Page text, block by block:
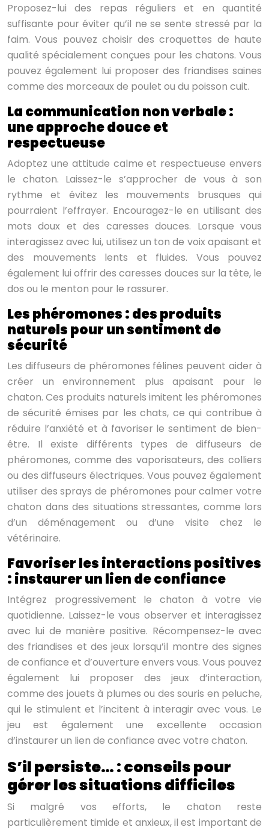
Proposez-lui des repas réguliers et en quantité
suffisante pour éviter qu’il ne se sente stressé par la
faim. Vous pouvez choisir des croquettes de haute
qualité spécialement conçues pour les chatons. Vous
pouvez également lui proposer des friandises saines
comme des morceaux de poulet ou du poisson cuit.
La communication non verbale :
une approche douce et
respectueuse
Adoptez une attitude calme et respectueuse envers
le chaton. Laissez-le s’approcher de vous à son
rythme et évitez les mouvements brusques qui
pourraient l’effrayer. Encouragez-le en utilisant des
mots doux et des caresses douces. Lorsque vous
interagissez avec lui, utilisez un ton de voix apaisant et
des mouvements lents et fluides. Vous pouvez
également lui offrir des caresses douces sur la tête, le
dos ou le menton pour le rassurer.
Les phéromones : des produits
naturels pour un sentiment de
sécurité
Les diffuseurs de phéromones félines peuvent aider à
créer un environnement plus apaisant pour le
chaton. Ces produits naturels imitent les phéromones
de sécurité émises par les chats, ce qui contribue à
réduire l’anxiété et à favoriser le sentiment de bien-
être. Il existe différents types de diffuseurs de
phéromones, comme des vaporisateurs, des colliers
ou des diffuseurs électriques. Vous pouvez également
utiliser des sprays de phéromones pour calmer votre
chaton dans des situations stressantes, comme lors
d’un déménagement ou d’une visite chez le
vétérinaire.
Favoriser les interactions positives
: instaurer un lien de confiance
Intégrez progressivement le chaton à votre vie
quotidienne. Laissez-le vous observer et interagissez
avec lui de manière positive. Récompensez-le avec
des friandises et des jeux lorsqu’il montre des signes
de confiance et d’ouverture envers vous. Vous pouvez
également lui proposer des jeux d’interaction,
comme des jouets à plumes ou des souris en peluche,
qui le stimulent et l’incitent à interagir avec vous. Le
jeu est également une excellente occasion
d’instaurer un lien de confiance avec votre chaton.
S’il persiste… : conseils pour
gérer les situations difficiles
Si malgré vos efforts, le chaton reste
particulièrement timide et anxieux, il est important de